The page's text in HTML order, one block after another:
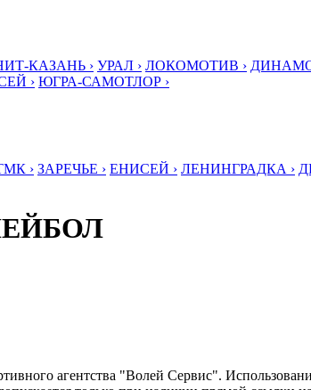
КАЗАНЬ › УРАЛ › ЛОКОМОТИВ ›
› ЮГРА-САМОТЛОР ›
› ЗАРЕЧЬЕ › ЕНИСЕЙ › ЛЕНИНГРАДКА ›
агентства "Волей Сервис".